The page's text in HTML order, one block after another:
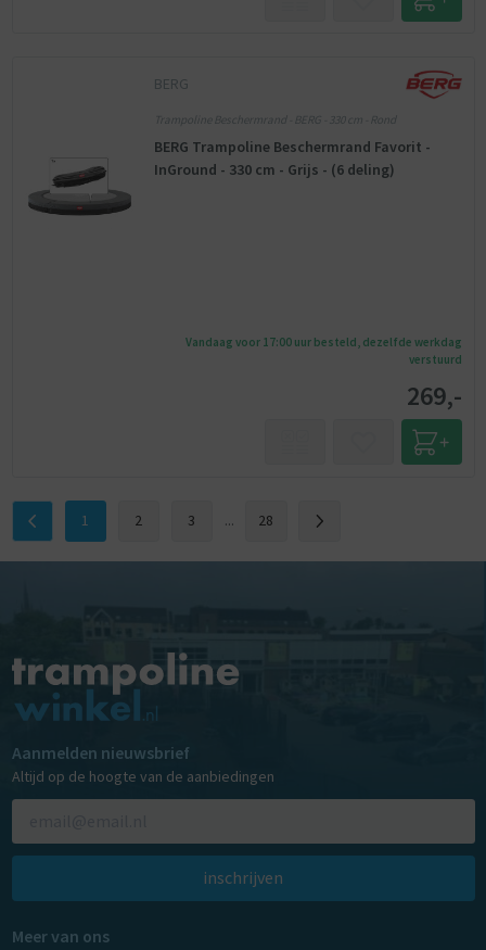
BERG
Trampoline Beschermrand - BERG - 330 cm - Rond
BERG Trampoline Beschermrand Favorit -
InGround - 330 cm - Grijs - (6 deling)
Vandaag voor 17:00 uur besteld, dezelfde werkdag
verstuurd
269,-
1 2 3 ... 28
Aanmelden nieuwsbrief
Altijd op de hoogte van de aanbiedingen
inschrijven
Meer van ons